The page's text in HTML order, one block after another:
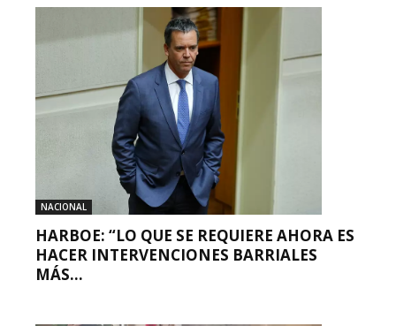
NACIONAL
HARBOE: “LO QUE SE REQUIERE AHORA ES
HACER INTERVENCIONES BARRIALES
MÁS...